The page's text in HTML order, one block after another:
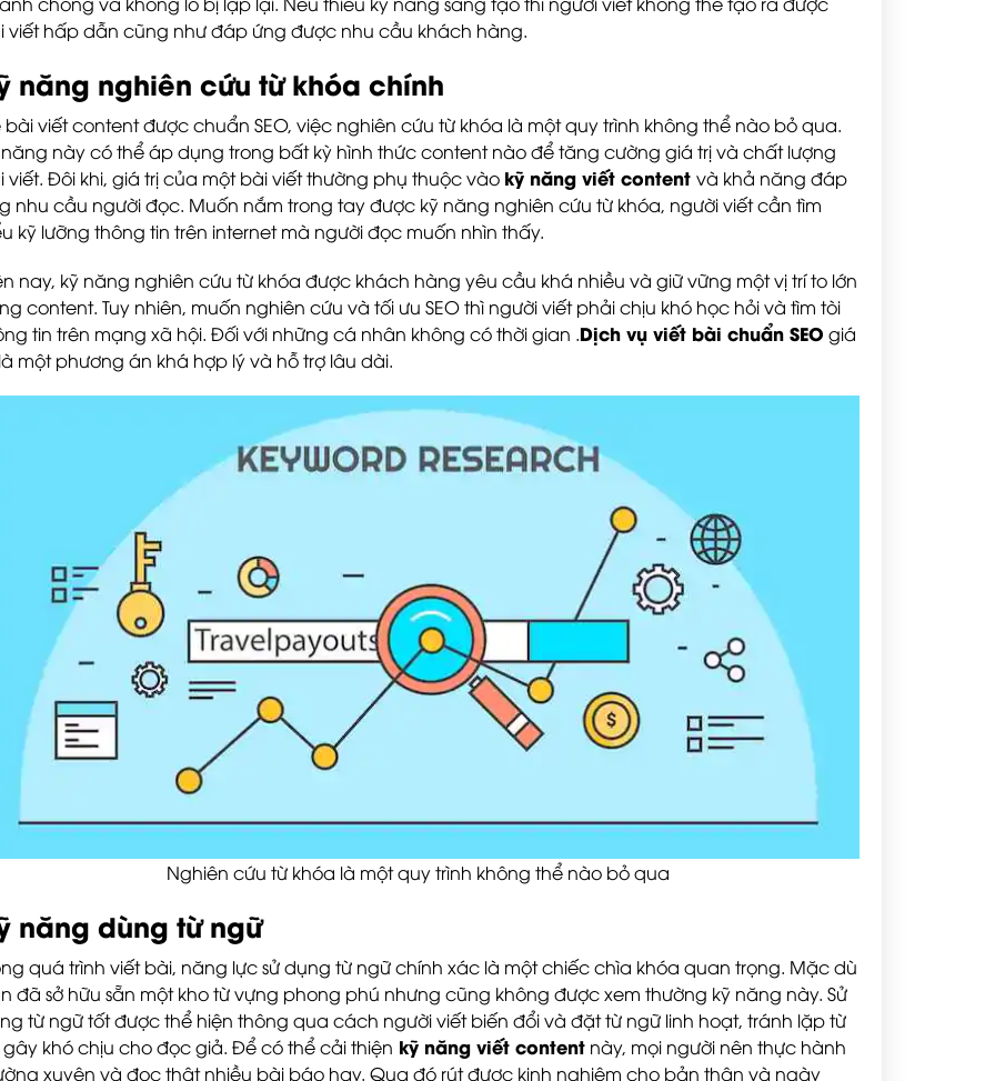
viết hấp dẫn cũng như đáp ứng được nhu cầu khách hàng.
năng nghiên cứu từ khóa chính
viết content được chuẩn SEO, việc nghiên cứu từ khóa là một quy trình không thể nào bỏ qua.
năng này có thể áp dụng trong bất kỳ hình thức content nào để tăng cường giá trị và chất lượng
viết. Đôi khi, giá trị của một bài viết thường phụ thuộc vào kỹ năng viết content và khả năng đáp
nhu cầu người đọc. Muốn nắm trong tay được kỹ năng nghiên cứu từ khóa, người viết cần tìm
kỹ lưỡng thông tin trên internet mà người đọc muốn nhìn thấy.
nay, kỹ năng nghiên cứu từ khóa được khách hàng yêu cầu khá nhiều và giữ vững một vị trí to lớn
content. Tuy nhiên, muốn nghiên cứu và tối ưu SEO thì người viết phải chịu khó học hỏi và tìm tòi
tin trên mạng xã hội. Đối với những cá nhân không có thời gian .Dịch vụ viết bài chuẩn SEO giá
một phương án khá hợp lý và hỗ trợ lâu dài.
Nghiên cứu từ khóa là một quy trình không thể nào bỏ qua
năng dùng từ ngữ
quá trình viết bài, năng lực sử dụng từ ngữ chính xác là một chiếc chìa khóa quan trọng. Mặc dù
đã sở hữu sẵn một kho từ vựng phong phú nhưng cũng không được xem thường kỹ năng này. Sử
từ ngữ tốt được thể hiện thông qua cách người viết biến đổi và đặt từ ngữ linh hoạt, tránh lặp từ
khó chịu cho đọc giả. Để có thể cải thiện kỹ năng viết content này, mọi người nên thực hành
xuyên và đọc thật nhiều bài báo hay. Qua đó rút được kinh nghiệm cho bản thân và ngày